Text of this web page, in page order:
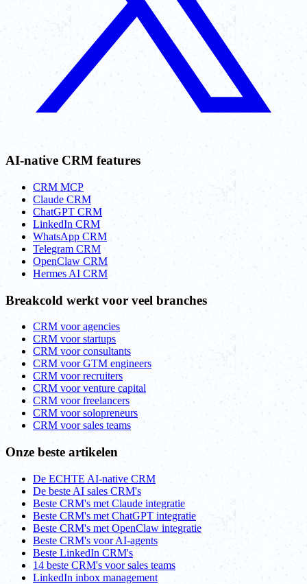
AI-native CRM features
CRM MCP
Claude CRM
ChatGPT CRM
LinkedIn CRM
WhatsApp CRM
Telegram CRM
OpenClaw CRM
Hermes AI CRM
Breakcold werkt voor veel branches
CRM voor agencies
CRM voor startups
CRM voor consultants
CRM voor GTM engineers
CRM voor recruiters
CRM voor venture capital
CRM voor freelancers
CRM voor solopreneurs
CRM voor sales teams
Onze beste artikelen
De ECHTE AI-native CRM
De beste AI sales CRM's
Beste CRM's met Claude integratie
Beste CRM's met ChatGPT integratie
Beste CRM's met OpenClaw integratie
Beste CRM's voor AI-agents
Beste LinkedIn CRM's
14 beste CRM's voor sales teams
LinkedIn inbox management